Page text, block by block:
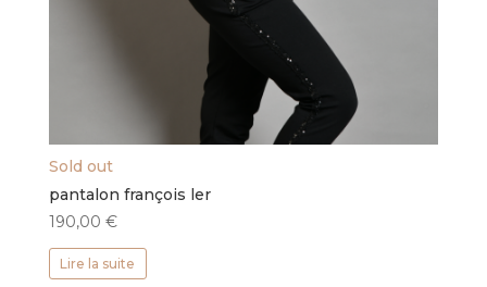
Sold out
pantalon françois ler
190,00 €
Lire la suite